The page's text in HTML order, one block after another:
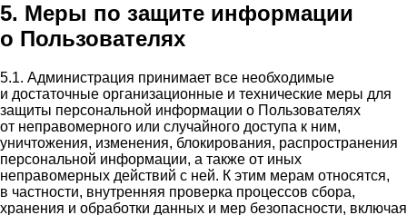
5. Меры по защите информации
о Пользователях
5.1. Администрация принимает все необходимые
и достаточные организационные и технические меры для
защиты персональной информации о Пользователях
от неправомерного или случайного доступа к ним,
уничтожения, изменения, блокирования, распространения
персональной информации, а также от иных
неправомерных действий с ней. К этим мерам относятся,
в частности, внутренняя проверка процессов сбора,
хранения и обработки данных и мер безопасности, включая